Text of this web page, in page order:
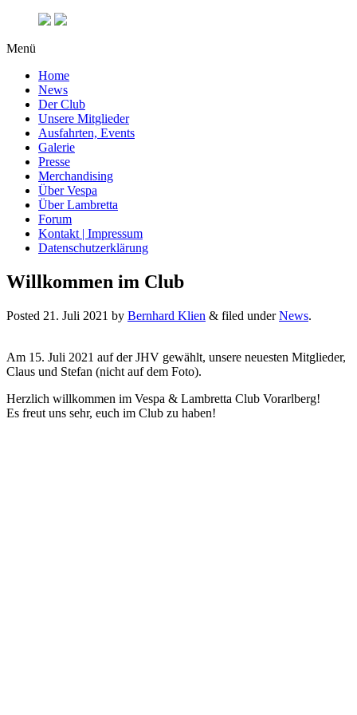
Menü
Home
News
Der Club
Unsere Mitglieder
Ausfahrten, Events
Galerie
Presse
Merchandising
Über Vespa
Über Lambretta
Forum
Kontakt | Impressum
Datenschutzerklärung
Willkommen im Club
Posted 21. Juli 2021 by Bernhard Klien & filed underNews.
Am 15. Juli 2021 auf der JHV gewählt, unsere neuesten Mitglieder,
Claus und Stefan (nicht auf dem Foto).
Herzlich willkommen im Vespa & Lambretta Club Vorarlberg!
Es freut uns sehr, euch im Club zu haben!